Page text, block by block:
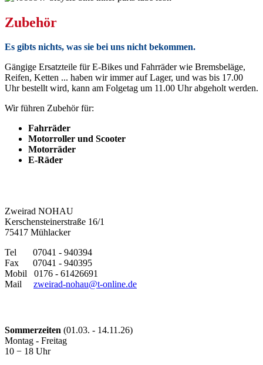
Zubehör
Es gibts nichts, was sie bei uns nicht bekommen.
Gängige Ersatzteile für E-Bikes und Fahrräder wie Bremsbeläge,
Reifen, Ketten ... haben wir immer auf Lager, und was bis 17.00
Uhr bestellt wird, kann am Folgetag um 11.00 Uhr abgeholt werden.
Wir führen Zubehör für:
Fahrräder
Motorroller und Scooter
Motorräder
E-Räder
Zweirad NOHAU
Kerschensteinerstraße 16/1
75417 Mühlacker
Tel 07041 - 940394
Fax 07041 - 940395
Mobil 0176 - 61426691
Mail zweirad-nohau@t-online.de
Sommerzeiten (01.03. - 14.11.26)
Montag - Freitag
10 − 18 Uhr